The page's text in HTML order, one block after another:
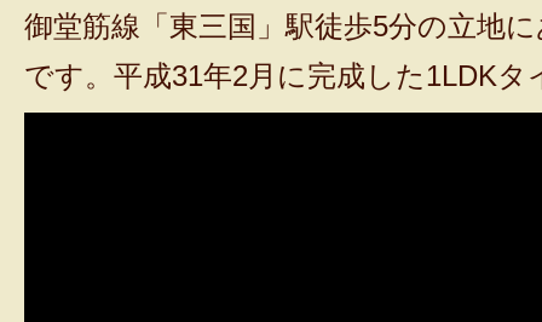
御堂筋線「東三国」駅徒歩5分の立地
です。平成31年2月に完成した1LDK